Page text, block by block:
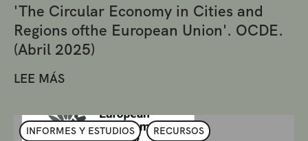
'The Circular Economy in Cities and
Regions ofthe European Union'. OCDE.
(Abril 2025)
LEE MÁS
INFORMES Y ESTUDIOS RECURSOS